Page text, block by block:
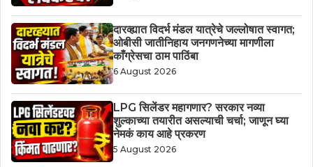
दारव्ह्यात विदर्भ मंडल यात्रेचे जल्लोषात स्वागत;
ओबीसी जातीनिहाय जनगणनेच्या मागणीला
काँग्रेसचा ठाम पाठिंबा
6 August 2026
LPG सिलेंडर महागणार? सरकार नव्या
शुल्काच्या तयारीत असल्याची चर्चा; जाणून घ्या
नेमकं काय आहे प्रकरण
5 August 2026